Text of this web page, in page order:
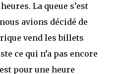
La queue s’est
avions décidé de
vend les billets
ce qui n’a pas encore
pour une heure